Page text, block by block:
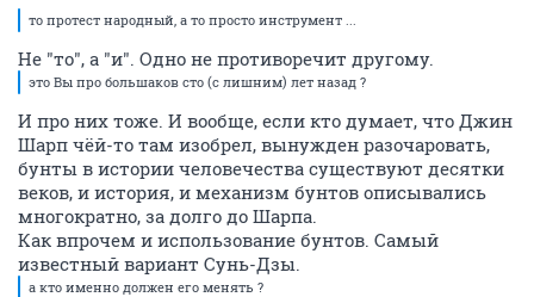
то протест народный, а то просто инструмент ...
Не "то", а "и". Одно не противоречит другому.
это Вы про большаков сто (с лишним) лет назад ?
И про них тоже. И вообще, если кто думает, что Джин
Шарп чёй-то там изобрел, вынужден разочаровать,
бунты в истории человечества существуют десятки
веков, и история, и механизм бунтов описывались
многократно, за долго до Шарпа.
Как впрочем и использование бунтов. Самый
известный вариант Сунь-Дзы.
а кто именно должен его менять ?